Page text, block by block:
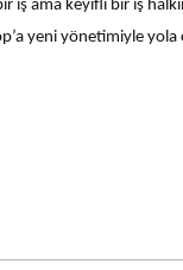
iş ama keyifli bir iş
yeni yönetimiyle yola